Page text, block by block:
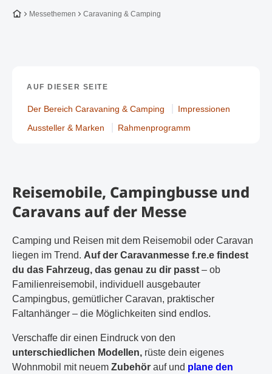
Zur Startseite
Messethemen Caravaning & Camping
AUF DIESER SEITE
Der Bereich Caravaning & Camping
Impressionen
Aussteller & Marken
Rahmenprogramm
Reisemobile, Campingbusse und
Caravans auf der Messe
Camping und Reisen mit dem Reisemobil oder Caravan
liegen im Trend. Auf der Caravanmesse f.re.e findest
du das Fahrzeug, das genau zu dir passt – ob
Familienreisemobil, individuell ausgebauter
Campingbus, gemütlicher Caravan, praktischer
Faltanhänger – die Möglichkeiten sind endlos.
Verschaffe dir einen Eindruck von den
unterschiedlichen Modellen, rüste dein eigenes
Wohnmobil mit neuem Zubehör auf und plane den